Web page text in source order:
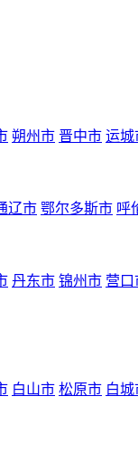
朔州市 晋中市 运城
辽市 鄂尔多斯市 呼
丹东市 锦州市 营口
白山市 松原市 白城